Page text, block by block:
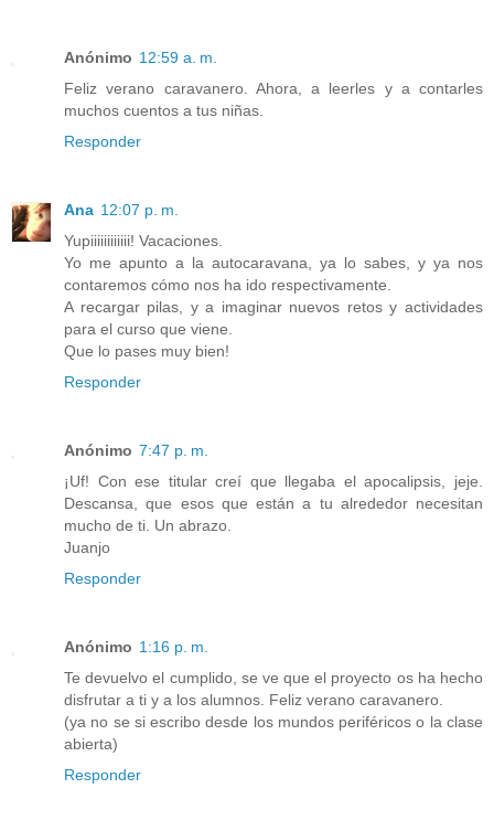
Anónimo 12:59 a. m.
Feliz verano caravanero. Ahora, a leerles y a contarles
muchos cuentos a tus niñas.
Responder
Ana 12:07 p. m.
Yupiiiiiiiiiiii! Vacaciones.
Yo me apunto a la autocaravana, ya lo sabes, y ya nos
contaremos cómo nos ha ido respectivamente.
A recargar pilas, y a imaginar nuevos retos y actividades
para el curso que viene.
Que lo pases muy bien!
Responder
Anónimo 7:47 p. m.
¡Uf! Con ese titular creí que llegaba el apocalipsis, jeje.
Descansa, que esos que están a tu alrededor necesitan
mucho de ti. Un abrazo.
Juanjo
Responder
Anónimo 1:16 p. m.
Te devuelvo el cumplido, se ve que el proyecto os ha hecho
disfrutar a ti y a los alumnos. Feliz verano caravanero.
(ya no se si escribo desde los mundos periféricos o la clase
abierta)
Responder